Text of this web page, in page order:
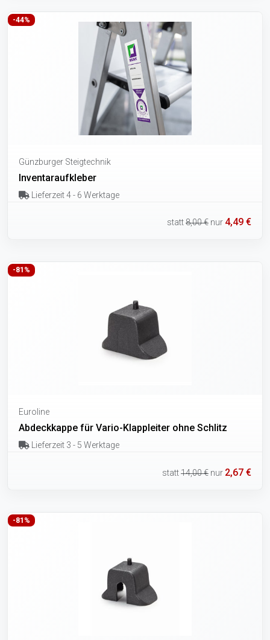
-44%
Günzburger Steigtechnik
Inventaraufkleber
Lieferzeit 4 - 6 Werktage
statt8,00 € nur 4,49 €
-81%
Euroline
Abdeckkappe für Vario-Klappleiter ohne Schlitz
Lieferzeit 3 - 5 Werktage
statt14,00 € nur 2,67 €
-81%